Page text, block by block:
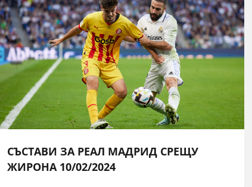
СЪСТАВИ ЗА РЕАЛ МАДРИД СРЕЩУ
ЖИРОНА 10/02/2024